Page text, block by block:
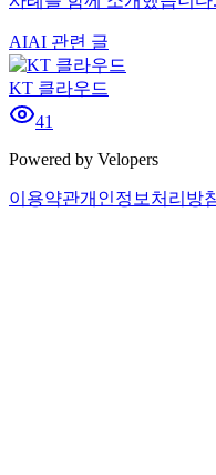
AIAI 관련 글
KT 클라우드
41
Powered by Velopers
이용약관개인정보처리방